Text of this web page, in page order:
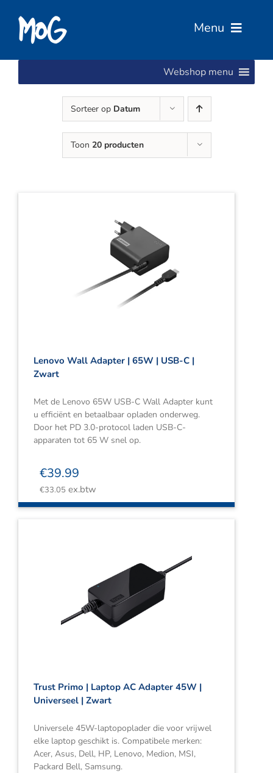
inhoud
Menu
Services
Winkelwagen
Webshop menu
Sorteer op Datum
Toon 20 producten
Lenovo Wall Adapter | 65W | USB-C |
Zwart
Met de Lenovo 65W USB-C Wall Adapter kunt
u efficiënt en betaalbaar opladen onderweg.
Door het PD 3.0-protocol laden USB-C-
apparaten tot 65 W snel op.
€39.99
€33.05 ex.btw
Trust Primo | Laptop AC Adapter 45W |
Universeel | Zwart
Universele 45W-laptopoplader die voor vrijwel
elke laptop geschikt is. Compatibele merken:
Acer, Asus, Dell, HP, Lenovo, Medion, MSI,
Packard Bell, Samsung.